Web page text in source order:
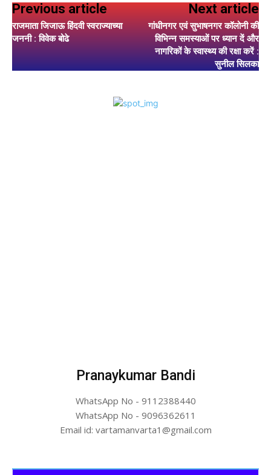
Previous article
राजमाता जिजाऊ हिंदवी स्वराज्याच्या
जननी : विवेक बोढे
Next article
गांधीनगर एवं सुभाषनगर कॉलोनी की
विभिन्न समस्याओं पर ध्यान दें और
नागरिकों के स्वास्थ्य की रक्षा करें :
सुनील सिलका
Pranaykumar Bandi
WhatsApp No - 9112388440
WhatsApp No - 9096362611
Email id: vartamanvarta1@gmail.com